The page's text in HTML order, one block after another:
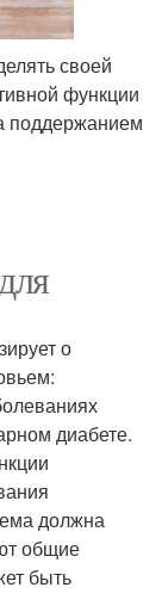
своей
функции
поддержанием
о
диабете.
должна
общие
быть